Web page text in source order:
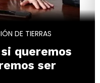
DE TIERRAS
queremos
ser